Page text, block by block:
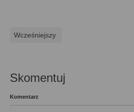
Wcześniejszy
Skomentuj
Komentarz